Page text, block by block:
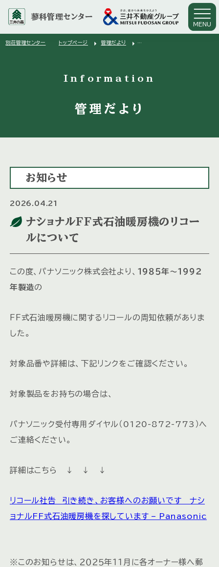
蓼科管理センター
MENU
別荘管理センター トップページ arrow_right 管理だより arrow_right
Information
管理だより
お知らせ
2026.04.21
ナショナルＦＦ式石油暖房機のリコー
ルについて
この度、パナソニック株式会社より、 １９８５年～１９９２
年製造の
ＦＦ式石油暖房機に関するリコールの周知依頼がありま
した。
対象品番や詳細は、下記リンクをご確認ください。
対象製品をお持ちの場合は、
パナソニック受付専用ダイヤル（0120-872-773）へ
ご連絡ください。
詳細はこちら ↓ ↓ ↓
リコール社告 引き続き、お客様へのお願いです ナシ
ョナルFF式石油暖房機を探しています – Panasonic
※このお知らせは、２０２５年１１月に各オーナー様へ郵